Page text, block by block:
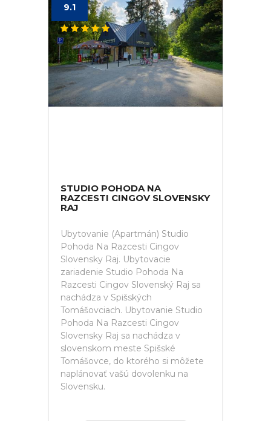
9.1
STUDIO POHODA NA
RAZCESTI CINGOV SLOVENSKY
RAJ
Ubytovanie (Apartmán) Studio
Pohoda Na Razcesti Cingov
Slovensky Raj. Ubytovacie
zariadenie Studio Pohoda Na
Razcesti Cingov Slovenský Raj sa
nachádza v Spišských
Tomášovciach. Ubytovanie Studio
Pohoda Na Razcesti Cingov
Slovensky Raj sa nachádza v
slovenskom meste Spišské
Tomášovce, do ktorého si môžete
naplánovať vašú dovolenku na
Slovensku.